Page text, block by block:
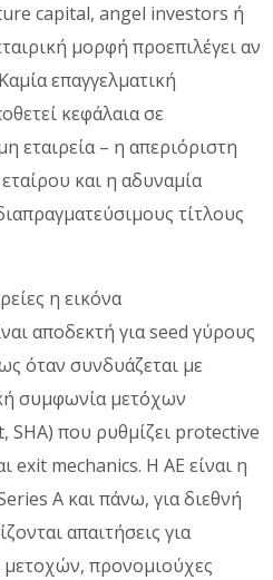
capital, angel investors ή
μορφή προεπιλέγει αν
επαγγελματική
κεφάλαια σε
εταιρεία – η απεριόριστη
και η αδυναμία
τίτλους
η εικόνα
αποδεκτή για seed γύρους
όταν συνδυάζεται με
συμφωνία μετόχων
SHA) που ρυθμίζει protective
exit mechanics. Η ΑΕ είναι η
A και πάνω, για διεθνή
απαιτήσεις για
μετοχών, προνομιούχες